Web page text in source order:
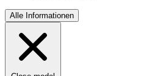
Alle Informationen